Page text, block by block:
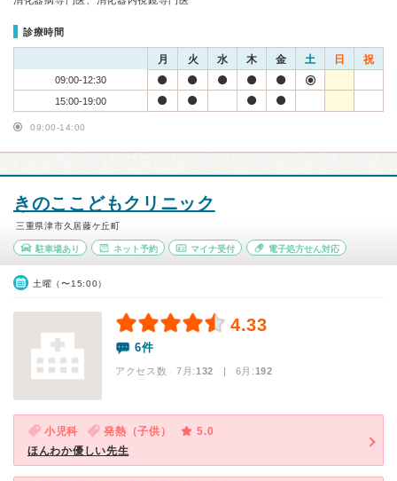
診療時間
月 火 水 木 金 土 日 祝
09:00-12:30
15:00-19:00
09:00-14:00
きのここどもクリニック
三重県津市久居藤ケ丘町
駐車場あり ネット予約 マイナ受付 電子処方せん対応
土曜（〜15:00）
4.33
6件
アクセス数 7月:132 | 6月:192
小児科 発熱（子供）
5.0
ほんわか優しい先生